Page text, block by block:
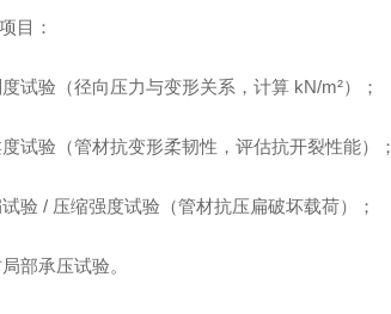
目：
试验（径向压力与变形关系，计算 kN/m²）；
试验（管材抗变形柔韧性，评估抗开裂性能）；
验 / 压缩强度试验（管材抗压扁破坏载荷）；
部承压试验。